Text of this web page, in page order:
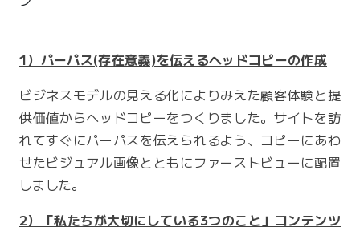
1）パーパス(存在意義)を伝えるヘッドコピーの作成
ビジネスモデルの見える化によりみえた顧客体験と提
供価値からヘッドコピーをつくりました。サイトを訪
れてすぐにパーパスを伝えられるよう、コピーにあわ
せたビジュアル画像とともにファーストビューに配置
しました。
2）「私たちが大切にしている3つのこと」コンテンツ